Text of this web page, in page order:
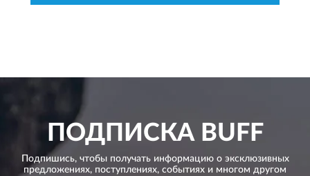
ПОДПИСКАBUFF
Подпишись, чтобы получать информацию о эксклюзивных
предложениях, поступлениях, событиях и многом другом